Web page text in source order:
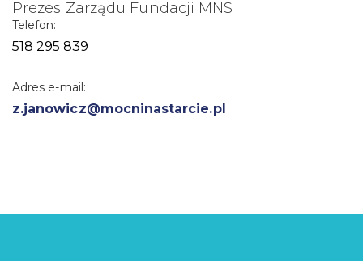
Prezes Zarządu Fundacji MNS
Telefon:
518 295 839
Adres e-mail:
z.janowicz@mocninastarcie.pl